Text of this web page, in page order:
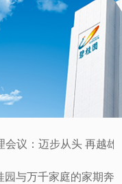
议：迈步从头 再越雄关
与万千家庭的家期奔赴